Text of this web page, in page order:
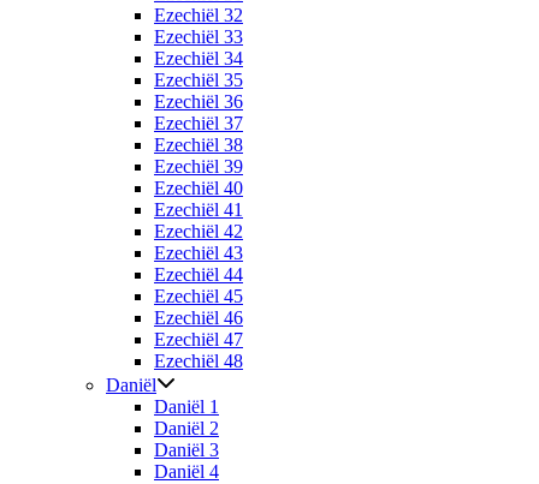
Ezechiël 32
Ezechiël 33
Ezechiël 34
Ezechiël 35
Ezechiël 36
Ezechiël 37
Ezechiël 38
Ezechiël 39
Ezechiël 40
Ezechiël 41
Ezechiël 42
Ezechiël 43
Ezechiël 44
Ezechiël 45
Ezechiël 46
Ezechiël 47
Ezechiël 48
Daniël
Daniël 1
Daniël 2
Daniël 3
Daniël 4